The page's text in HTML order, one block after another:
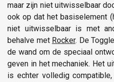
maar zijn niet uitwisselbaar
ook op dat het basiselement
niet uitwisselbaar is met
behalve met Rocker. De
de wand om de speciaal
geven in het mechaniek. Het
is echter volledig